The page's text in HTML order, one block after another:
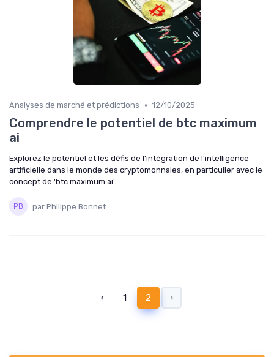
Analyses de marché et prédictions • 12/10/2025
Comprendre le potentiel de btc maximum
ai
Explorez le potentiel et les défis de l'intégration de l'intelligence
artificielle dans le monde des cryptomonnaies, en particulier avec le
concept de 'btc maximum ai'.
par Philippe Bonnet
‹ 1 2 ›